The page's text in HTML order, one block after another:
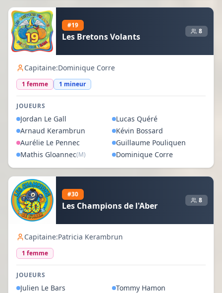
#19
Les Bretons Volants
8
Capitaine:Dominique Corre
1 femme 1 mineur
JOUEURS
Jordan Le Gall Lucas Quéré
Arnaud Kerambrun Kévin Bossard
Aurélie Le Pennec Guillaume Pouliquen
Mathis Gloannec(M) Dominique Corre
#30
Les Champions de l'Aber
8
Capitaine:Patricia Kerambrun
1 femme
JOUEURS
Julien Le Bars Tommy Hamon